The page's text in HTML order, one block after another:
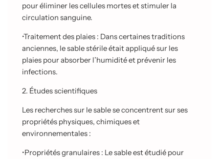
pour éliminer les cellules mortes et stimuler la
circulation sanguine.
•Traitement des plaies : Dans certaines traditions
anciennes, le sable stérile était appliqué sur les
plaies pour absorber l’humidité et prévenir les
infections.
2. Études scientifiques
Les recherches sur le sable se concentrent sur ses
propriétés physiques, chimiques et
environnementales :
•Propriétés granulaires : Le sable est étudié pour